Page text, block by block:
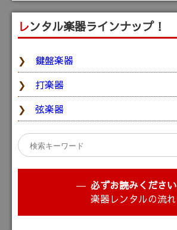
レンタル楽器ラインナップ！
鍵盤楽器
打楽器
弦楽器
必ずお読みください
楽器レンタルの流れ